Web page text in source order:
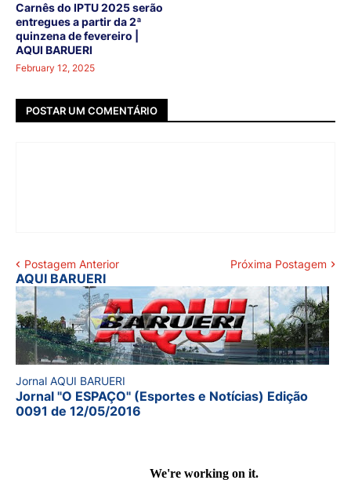
Carnês do IPTU 2025 serão
entregues a partir da 2ª
quinzena de fevereiro |
AQUI BARUERI
February 12, 2025
POSTAR UM COMENTÁRIO
Postagem Anterior Próxima Postagem
AQUI BARUERI
Jornal AQUI BARUERI
Jornal "O ESPAÇO" (Esportes e Notícias) Edição
0091 de 12/05/2016